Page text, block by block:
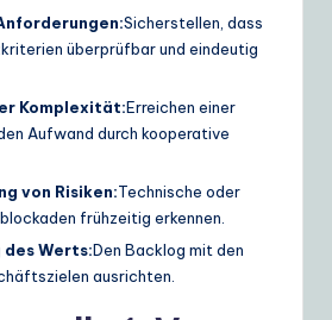
Sicherstellen, dass
überprüfbar und eindeutig
Komplexität:Erreichen einer
Aufwand durch kooperative
von Risiken:Technische oder
frühzeitig erkennen.
Werts:Den Backlog mit den
ausrichten.